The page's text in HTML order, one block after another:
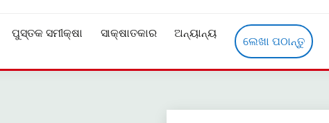
ପୁସ୍ତକ ସମୀକ୍ଷା ସାକ୍ଷାତକାର ଅନ୍ୟାନ୍ୟ
ଲେଖା ପଠାନ୍ତୁ